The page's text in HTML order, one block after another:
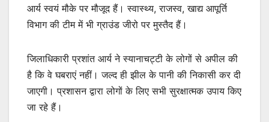
आर्य स्वयं मौके पर मौजूद हैं। स्वास्थ्य, राजस्व, खाद्य आपूर्ति
विभाग की टीम में भी ग्राउंड जीरो पर मुस्तैद हैं।
जिलाधिकारी प्रशांत आर्य ने स्यानाचट्टी के लोगों से अपील की
है कि वे घबराएं नहीं। जल्द ही झील के पानी की निकासी कर दी
जाएगी। प्रशासन द्वारा लोगों के लिए सभी सुरक्षात्मक उपाय किए
जा रहे हैं।